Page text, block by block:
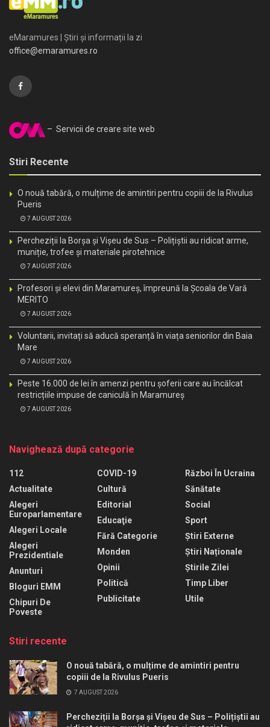
eMaramures | Știri și informații la zi
office@emaramures.ro
– Servicii de creare site web
Stiri Recente
O nouă tabără, o mulțime de amintiri pentru copiii de la Rivulus
Pueris
7 AUGUST 2026
Percheziții la Borșa și Vișeu de Sus – Polițiștii au ridicat arme,
muniție, trofee și materiale pirotehnice
7 AUGUST 2026
Profesori și elevi din Maramureș, împreună la Școala de Vară
MERITO
7 AUGUST 2026
Voluntarii, invitați să aducă speranță în viața seniorilor din Baia
Mare
7 AUGUST 2026
Peste 16.000 de lei în amenzi pentru șoferii care au încălcat
restricțiile impuse de caniculă în Maramureș
7 AUGUST 2026
Navighează după categorie
112
Actualitate
Alegeri
Europarlamentare
Alegeri Locale
Alegeri
Prezidentiale
Anunturi
Bloguri EMM
Chipuri De
Poveste
COVID-19
Cultură
Editorial
Educaţie
Fără Categorie
Monden
Opinii
Politică
Publicitate
Război În Ucraina
Sănătate
Social
Sport
Știri Externe
Știri Naționale
Știrile Zilei
Timp Liber
Utile
Stiri recente
O nouă tabără, o mulțime de amintiri pentru
copiii de la Rivulus Pueris
7 AUGUST 2026
Percheziții la Borșa și Vișeu de Sus – Polițiștii au